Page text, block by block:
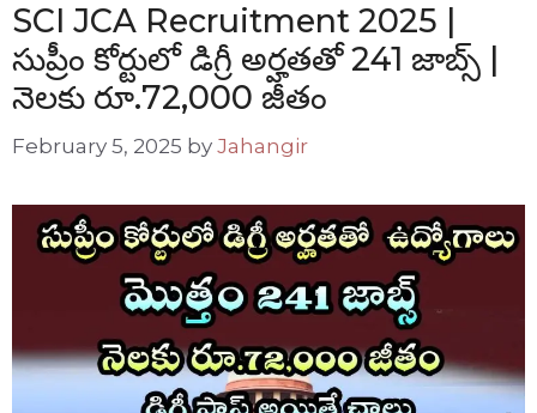
SCI JCA Recruitment 2025 |
సుప్రీం కోర్టులో డిగ్రీ అర్హతతో 241 జాబ్స్ |
నెలకు రూ.72,000 జీతం
February 5, 2025 by Jahangir